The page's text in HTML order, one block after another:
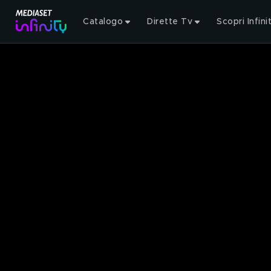
Catalogo Dirette Tv Scopri